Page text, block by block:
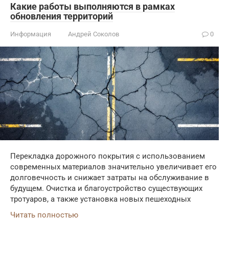
Какие работы выполняются в рамках
обновления территорий
Информация Андрей Соколов 0
Перекладка дорожного покрытия с использованием
современных материалов значительно увеличивает его
долговечность и снижает затраты на обслуживание в
будущем. Очистка и благоустройство существующих
тротуаров, а также установка новых пешеходных
Читать полностью